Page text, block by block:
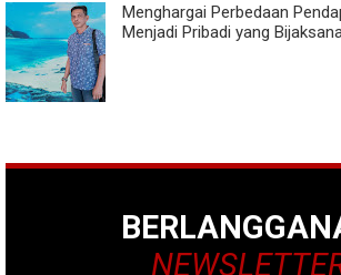
Menghargai Perbedaan
Menjadi Pribadi yang